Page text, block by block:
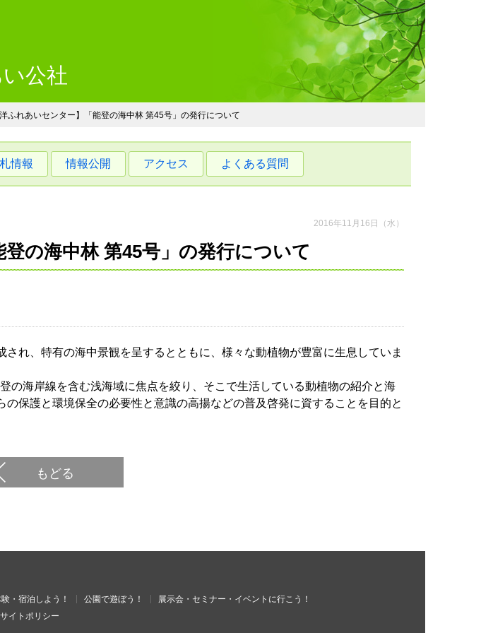
い公社 いしかわおでかけガイド
公社
洋ふれあいセンター】「能登の海中林 第45号」の発行について
情報 情報公開 アクセス よくある質問
2016年11月16日（水）
の海中林 第45号」の発行について
れ、特有の海中景観を呈するとともに、様々な動植物が豊富に生息していま
の海岸線を含む浅海域に焦点を絞り、そこで生活している動植物の紹介と海
保護と環境保全の必要性と意識の高揚などの普及啓発に資することを目的と
もどる
・宿泊しよう！ 公園で遊ぼう！
展示会・セミナー・イベントに行こう！
サイトポリシー